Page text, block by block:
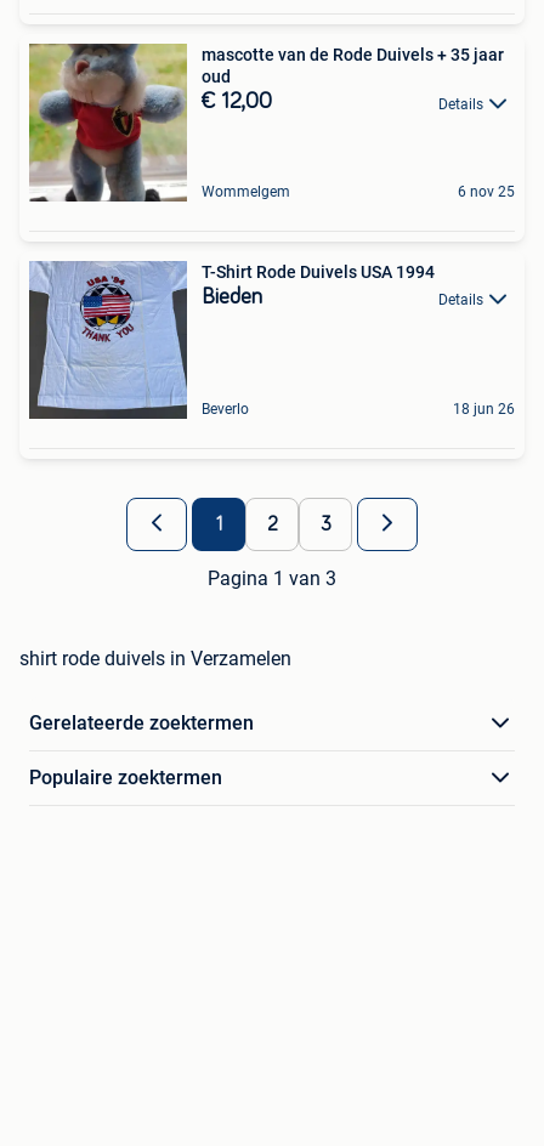
mascotte van de Rode Duivels + 35 jaar
oud
€ 12,00 Details
Wommelgem 6 nov 25
T-Shirt Rode Duivels USA 1994
Bieden Details
Beverlo 18 jun 26
1 2 3
Pagina 1 van 3
shirt rode duivels in Verzamelen
Gerelateerde zoektermen
Populaire zoektermen